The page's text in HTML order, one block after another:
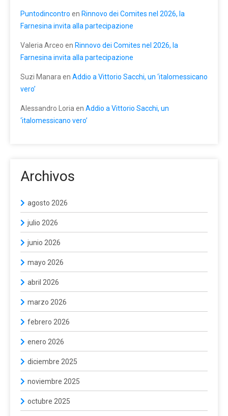
Puntodincontro en Rinnovo dei Comites nel 2026, la
Farnesina invita alla partecipazione
Valeria Arceo en Rinnovo dei Comites nel 2026, la
Farnesina invita alla partecipazione
Suzi Manara en Addio a Vittorio Sacchi, un ‘italomessicano
vero’
Alessandro Loria en Addio a Vittorio Sacchi, un
‘italomessicano vero’
Archivos
agosto 2026
julio 2026
junio 2026
mayo 2026
abril 2026
marzo 2026
febrero 2026
enero 2026
diciembre 2025
noviembre 2025
octubre 2025